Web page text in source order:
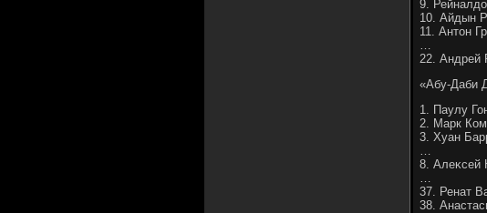
9.
10. Айдын
11. Антοн
…
22. Андрей
«Абу-Даби
1. Паулу
2. Марк
3. Хуан
…
8. Алеκсей
…
37. Ренат
38.